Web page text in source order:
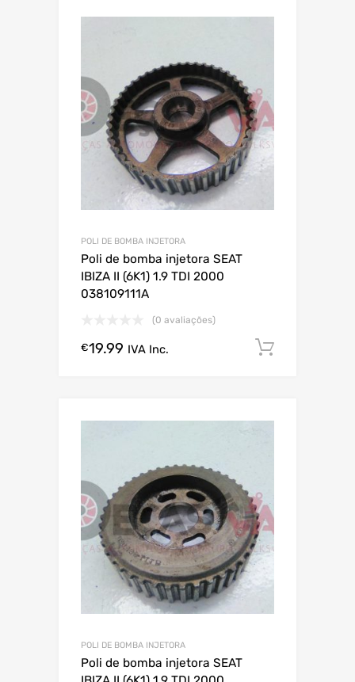
POLI DE BOMBA INJETORA
Poli de bomba injetora SEAT
IBIZA II (6K1) 1.9 TDI 2000
038109111A
(0 avaliações)
€19.99 IVA Inc.
POLI DE BOMBA INJETORA
Poli de bomba injetora SEAT